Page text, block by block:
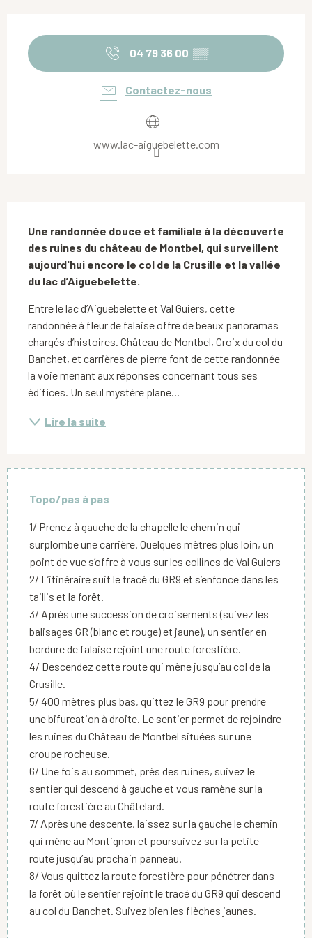
04 79 36 00 ▒▒
Contactez-nous
www.lac-aiguebelette.com
Une randonnée douce et familiale à la découverte
des ruines du château de Montbel, qui surveillent
aujourd'hui encore le col de la Crusille et la vallée
du lac d’Aiguebelette.
Entre le lac d’Aiguebelette et Val Guiers, cette
randonnée à fleur de falaise offre de beaux panoramas
chargés d’histoires. Château de Montbel, Croix du col du
Banchet, et carrières de pierre font de cette randonnée
la voie menant aux réponses concernant tous ses
édifices. Un seul mystère plane...
Lire la suite
Topo/pas à pas
1/ Prenez à gauche de la chapelle le chemin qui
surplombe une carrière. Quelques mètres plus loin, un
point de vue s’offre à vous sur les collines de Val Guiers
2/ L’itinéraire suit le tracé du GR9 et s’enfonce dans les
taillis et la forêt.
3/ Après une succession de croisements (suivez les
balisages GR (blanc et rouge) et jaune), un sentier en
bordure de falaise rejoint une route forestière.
4/ Descendez cette route qui mène jusqu’au col de la
Crusille.
5/ 400 mètres plus bas, quittez le GR9 pour prendre
une bifurcation à droite. Le sentier permet de rejoindre
les ruines du Château de Montbel situées sur une
croupe rocheuse.
6/ Une fois au sommet, près des ruines, suivez le
sentier qui descend à gauche et vous ramène sur la
route forestière au Châtelard.
7/ Après une descente, laissez sur la gauche le chemin
qui mène au Montignon et poursuivez sur la petite
route jusqu’au prochain panneau.
8/ Vous quittez la route forestière pour pénétrer dans
la forêt où le sentier rejoint le tracé du GR9 qui descend
au col du Banchet. Suivez bien les flèches jaunes.